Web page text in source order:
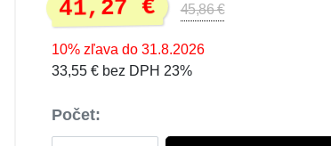
41,27 € 45,86 €
10% zľava do 31.8.2026
33,55 € bez DPH 23%
Počet: